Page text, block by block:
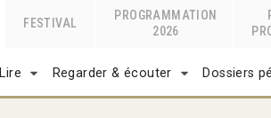
FESTIVAL
PROGRAMMATION
2026
Lire Regarder & écouter Dossiers